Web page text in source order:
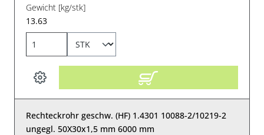
Gewicht [kg/stk]
13.63
Rechteckrohr geschw. (HF) 1.4301 10088-2/10219-2
ungegl. 50X30x1,5 mm 6000 mm